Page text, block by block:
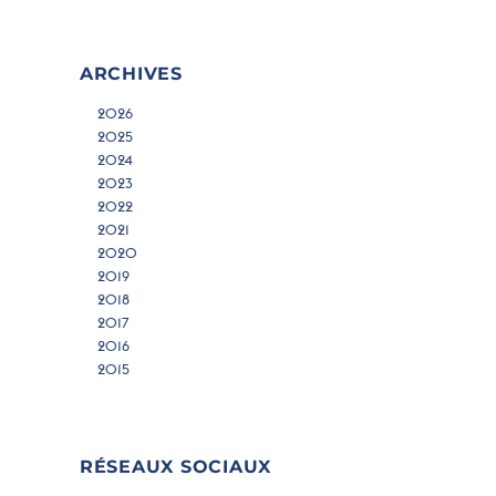
ARCHIVES
2026
2025
2024
2023
2022
2021
2020
2019
2018
2017
2016
2015
RÉSEAUX SOCIAUX